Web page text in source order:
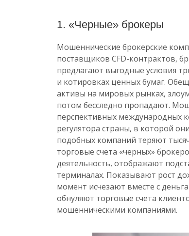
1. «Черные» брокеры
Мошеннические брокерские
поставщиков CFD-контрактов,
предлагают выгодные условия
и котировках ценных бумаг.
активы на мировых рынках,
потом бесследно пропадают.
перспективных международных
регулятора страны, в которой
подобных компаний теряют
торговые счета «черных»
деятельность, отображают
терминалах. Показывают рост
момент исчезают вместе с
обнуляют торговые счета
мошенническими компаниями.